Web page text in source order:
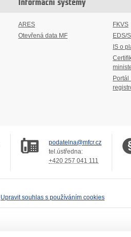
Informační systémy
ARES
Otevřená data MF
FKVS
EDS/
IS o
Portál
podatelna@mfcr.cz
tel.ústředna:
+420 257 041 111
Upravit souhlas s používáním cookies